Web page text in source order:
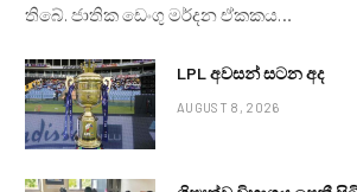
තිබේ. ජාතික ඩෙංගු මර්දන ඒකකය…
LPL අවසන් සටන අද
AUGUST 8, 2026